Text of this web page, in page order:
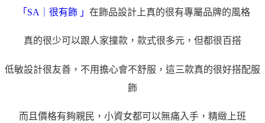
「SA｜很有飾 」 在飾品設計上真的很有專屬品牌的風格
真的很少可以跟人家撞款，款式很多元，但都很百搭
低敏設計很友善，不用擔心會不舒服，這三款真的很好搭配服
飾
而且價格有夠親民，小資女都可以無痛入手，精緻上班